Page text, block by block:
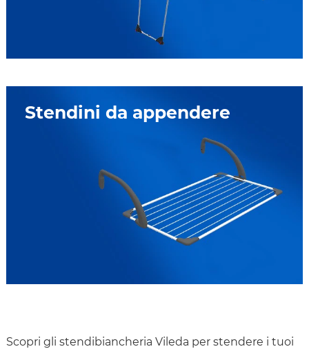
Stendini da appendere
Scopri gli stendibiancheria Vileda per stendere i tuoi